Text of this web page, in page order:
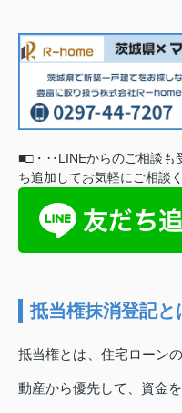
■□・‥LINEからのご相談も
ち追加してお気軽にご相談
抵当権抹消登記と
抵当権とは、住宅ローン
動産から優先して、資金